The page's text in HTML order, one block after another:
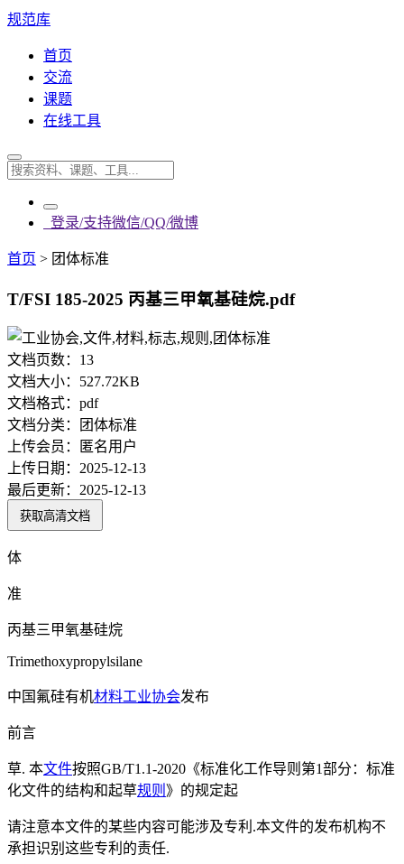
规范库
首页
交流
课题
在线工具
登录/支持微信/QQ/微博
首页 > 团体标准
T/FSI 185-2025 丙基三甲氧基硅烷.pdf
文档页数： 13
文档大小： 527.72KB
文档格式： pdf
文档分类：
团体标准
上传会员：
匿名用户
上传日期： 2025-12-13
最后更新： 2025-12-13
获取高清文档
体
准
丙基三甲氧基硅烷
Trimethoxypropylsilane
中国氟硅有机材料工业协会发布
前言
草. 本文件按照GB/T1.1-2020《标准化工作导则第1部分：标准
化文件的结构和起草规则 》的规定起
请注意本文件的某些内容可能涉及专利.本文件的发布机构不
承担识别这些专利的责任.